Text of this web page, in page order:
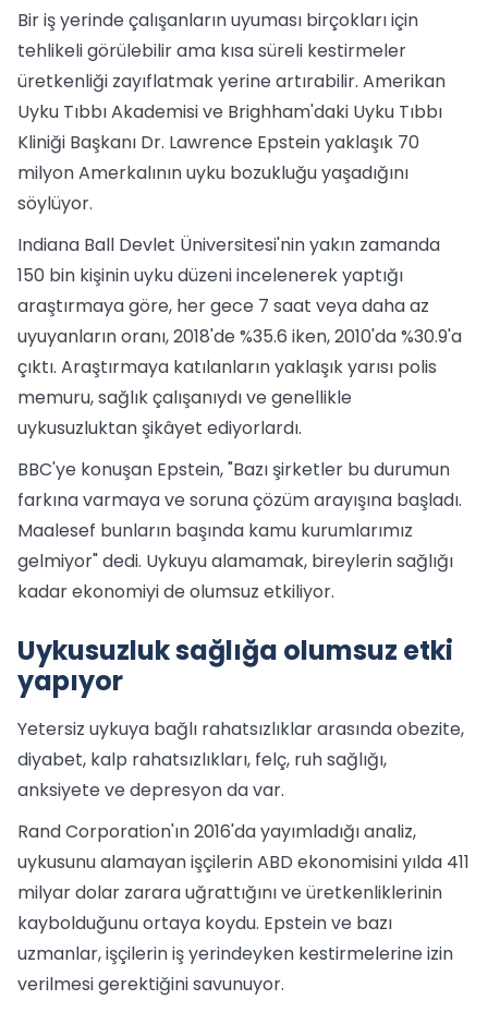
Bir iş yerinde çalışanların uyuması birçokları için
tehlikeli görülebilir ama kısa süreli kestirmeler
üretkenliği zayıflatmak yerine artırabilir. Amerikan
Uyku Tıbbı Akademisi ve Brighham'daki Uyku Tıbbı
Kliniği Başkanı Dr. Lawrence Epstein yaklaşık 70
milyon Amerkalının uyku bozukluğu yaşadığını
söylüyor.
Indiana Ball Devlet Üniversitesi'nin yakın zamanda
150 bin kişinin uyku düzeni incelenerek yaptığı
araştırmaya göre, her gece 7 saat veya daha az
uyuyanların oranı, 2018'de %35.6 iken, 2010'da %30.9'a
çıktı. Araştırmaya katılanların yaklaşık yarısı polis
memuru, sağlık çalışanıydı ve genellikle
uykusuzluktan şikâyet ediyorlardı.
BBC'ye konuşan Epstein, "Bazı şirketler bu durumun
farkına varmaya ve soruna çözüm arayışına başladı.
Maalesef bunların başında kamu kurumlarımız
gelmiyor" dedi. Uykuyu alamamak, bireylerin sağlığı
kadar ekonomiyi de olumsuz etkiliyor.
Uykusuzluk sağlığa olumsuz etki
yapıyor
Yetersiz uykuya bağlı rahatsızlıklar arasında obezite,
diyabet, kalp rahatsızlıkları, felç, ruh sağlığı,
anksiyete ve depresyon da var.
Rand Corporation'ın 2016'da yayımladığı analiz,
uykusunu alamayan işçilerin ABD ekonomisini yılda 411
milyar dolar zarara uğrattığını ve üretkenliklerinin
kaybolduğunu ortaya koydu. Epstein ve bazı
uzmanlar, işçilerin iş yerindeyken kestirmelerine izin
verilmesi gerektiğini savunuyor.